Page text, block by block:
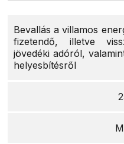
Bevallás a villamos
fizetendő, illetve
jövedéki adóról,
helyesbítésről